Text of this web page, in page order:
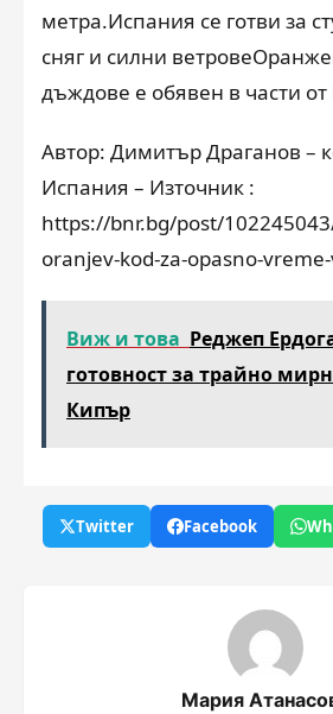
метра.Испания се готви за
сняг и силни
дъждове е обявен в части
Автор: Димитър Драганов –
Испания – Източник :
https://bnr.bg/post/
oranjev-kod-za-opasno-
Виж и това Реджеп
готовност за трайно
Кипър
Twitter Facebook
Мария